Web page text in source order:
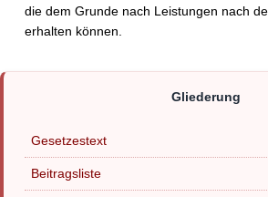
die dem Grunde nach Leistungen nach
erhalten können.
Gesetzestext
Beitragsliste